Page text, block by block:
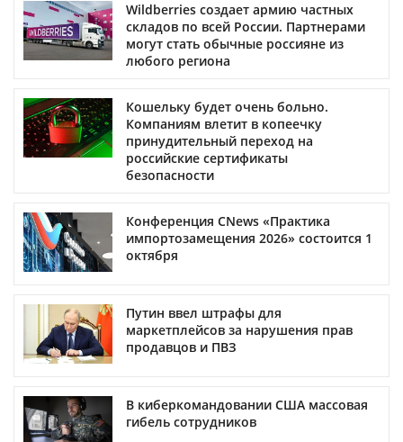
Wildberries создает армию частных
складов по всей России. Партнерами
могут стать обычные россияне из
любого региона
Кошельку будет очень больно.
Компаниям влетит в копеечку
принудительный переход на
российские сертификаты
безопасности
Конференция CNews «Практика
импортозамещения 2026» состоится 1
октября
Путин ввел штрафы для
маркетплейсов за нарушения прав
продавцов и ПВЗ
В киберкомандовании США массовая
гибель сотрудников